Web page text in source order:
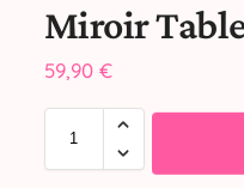
Miroir
59,90 €